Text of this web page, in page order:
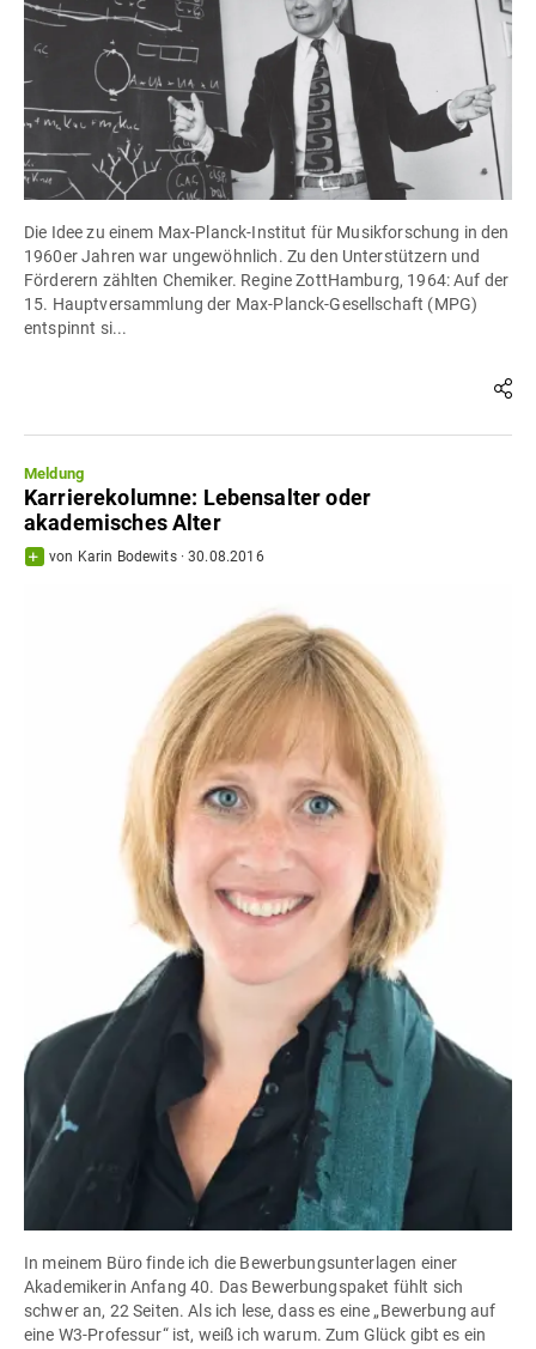
Die Idee zu einem Max-Planck-Institut für Musikforschung in den
1960er Jahren war ungewöhnlich. Zu den Unterstützern und
Förderern zählten Chemiker. Regine ZottHamburg, 1964: Auf der
15. Hauptversammlung der Max-Planck-Gesellschaft (MPG)
entspinnt si...
Meldung
Karrierekolumne: Lebensalter oder
akademisches Alter
von Karin Bodewits·30.08.2016
In meinem Büro finde ich die Bewerbungsunterlagen einer
Akademikerin Anfang 40. Das Bewerbungspaket fühlt sich
schwer an, 22 Seiten. Als ich lese, dass es eine „Bewerbung auf
eine W3-Professur“ ist, weiß ich warum. Zum Glück gibt es ein